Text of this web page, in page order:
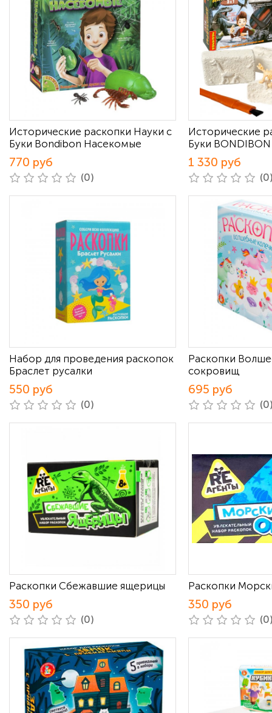
Исторические раскопки Науки с
Буки Bondibon Насекомые
770 руб
(0)
Исторические
Буки
1 330 руб
Набор для проведения раскопок
Браслет русалки
550 руб
(0)
Раскопки
сокровищ
695 руб
Раскопки Сбежавшие ящерицы
350 руб
(0)
Раскопки
350 руб